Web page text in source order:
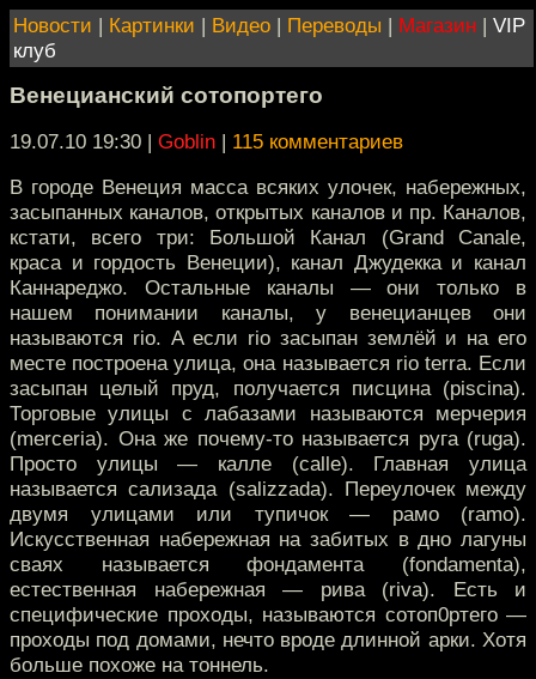
Новости | Картинки | Видео | Переводы | Магазин | VIP
клуб
Венецианский сотопортего
19.07.10 19:30 | Goblin | 115 комментариев
В городе Венеция масса всяких улочек, набережных,
засыпанных каналов, открытых каналов и пр. Каналов,
кстати, всего три: Большой Канал (Grand Canale,
краса и гордость Венеции), канал Джудекка и канал
Каннареджо. Остальные каналы — они только в
нашем понимании каналы, у венецианцев они
называются rio. А если rio засыпан землёй и на его
месте построена улица, она называется rio terra. Если
засыпан целый пруд, получается писцина (piscina).
Торговые улицы с лабазами называются мерчерия
(merceria). Она же почему-то называется руга (ruga).
Просто улицы — калле (calle). Главная улица
называется сализада (salizzada). Переулочек между
двумя улицами или тупичок — рамо (ramo).
Искусственная набережная на забитых в дно лагуны
сваях называется фондамента (fondamenta),
естественная набережная — рива (riva). Есть и
специфические проходы, называются сотоп0ртего —
проходы под домами, нечто вроде длинной арки. Хотя
больше похоже на тоннель.